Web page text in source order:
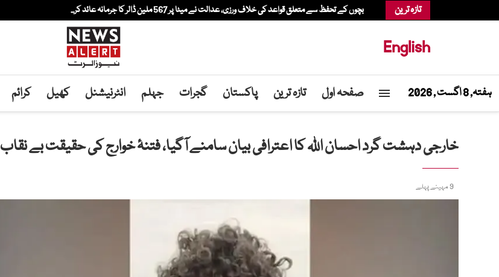
تازہ ترین بچوں کے تحفظ سے متعلق قواعد کی خلاف ورزی، عدالت نے میٹا پر 567 ملین ڈالر کا جرمانہ عائد کر...
English
ہفتہ, 8 اگست , 2026 صفحہ اول تازہ ترین پاکستان گجرات جہلم انٹرنیشنل کھیل کرائم
خارجی دہشت گرد احسان اللہ کا اعترافی بیان سامنے آگیا، فتنۂ خوارج کی حقیقت بے نقاب
9 مہینے پہلے